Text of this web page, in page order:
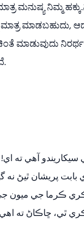
ಮನುಷ್ಯ ನಿಮ್ಮ
ಮಾಡಬಹುದು,
ಮಾಡುವುದು
پريشان ٿيڻ نه
ڪرما جي ميون
ٿي، ڇاڪاڻ ته اهي